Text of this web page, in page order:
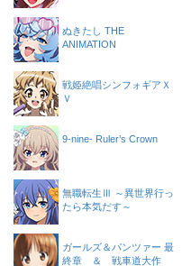
ぬきたし THE
ANIMATION
戦姫絶唱シンフォギアＸ
Ｖ
9-nine- Ruler’s Crown
無職転生Ⅲ ～異世界行っ
たら本気だす～
ガールズ＆パンツァー 最
終章 ＆ 戦車道大作